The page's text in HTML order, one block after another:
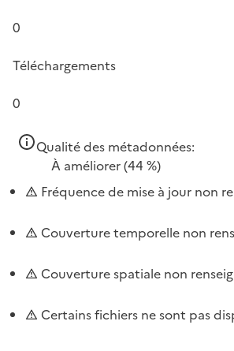
0
Téléchargements
0
Qualité des métadonnées:
À améliorer(44 %)
Fréquence de mise à jour non
Couverture temporelle non
Couverture spatiale non
Certains fichiers ne sont pas